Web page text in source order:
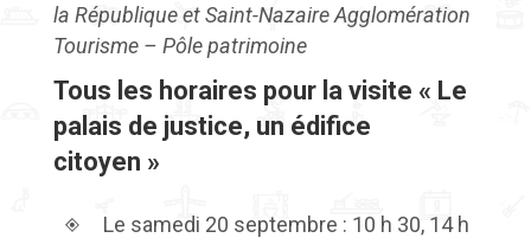
la République et Saint-Nazaire Agglomération
Tourisme – Pôle patrimoine
Tous les horaires pour la visite « Le
palais de justice, un édifice
citoyen »
Le samedi 20 septembre : 10 h 30, 14 h